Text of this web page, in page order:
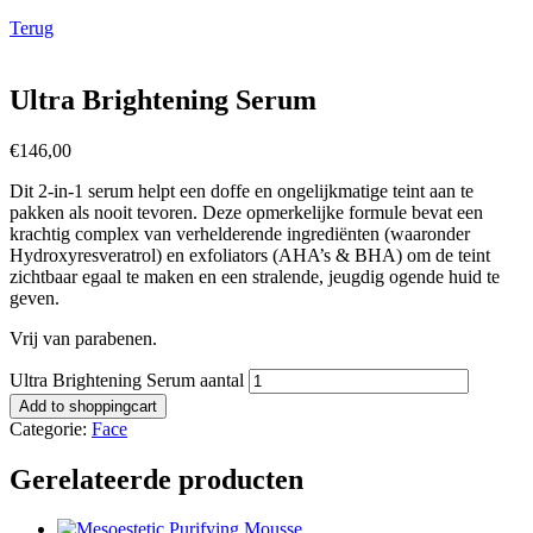
Terug
Ultra Brightening Serum
€146,00
Dit 2-in-1 serum helpt een doffe en ongelijkmatige teint aan te
pakken als nooit tevoren. Deze opmerkelijke formule bevat een
krachtig complex van verhelderende ingrediënten (waaronder
Hydroxyresveratrol) en exfoliators (AHA’s & BHA) om de teint
zichtbaar egaal te maken en een stralende, jeugdig ogende huid te
geven.
Vrij van parabenen.
Ultra Brightening Serum aantal
Add to shoppingcart
Categorie: Face
Gerelateerde producten